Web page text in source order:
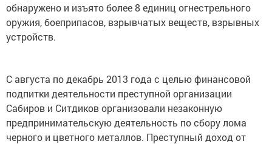
обнаружено и изъято более 8 единиц огнестрельного
оружия, боеприпасов, взрывчатых веществ, взрывных
устройств.
С августа по декабрь 2013 года с целью финансовой
подпитки деятельности преступной организации
Сабиров и Ситдиков организовали незаконную
предпринимательскую деятельность по сбору лома
черного и цветного металлов. Преступный доход от